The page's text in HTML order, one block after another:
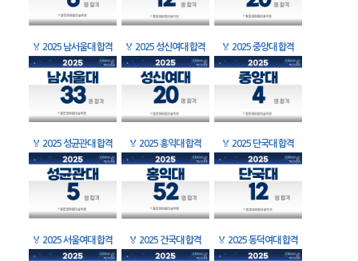
🏅 2025 남서울대 합격 🏅 2025 성신여대 합격 🏅 2025 중앙대 합격
🏅 2025 성균관대 합격 🏅 2025 홍익대 합격 🏅 2025 단국대 합격
🏅 2025 서울여대 합격 🏅 2025 건국대 합격 🏅 2025 동덕여대 합격